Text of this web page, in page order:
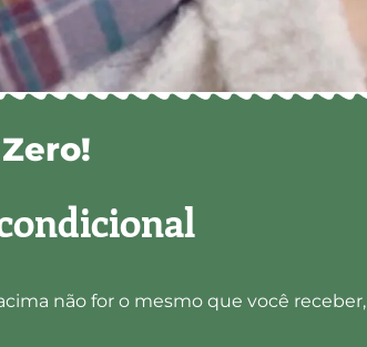
não for o mesmo que você receber,